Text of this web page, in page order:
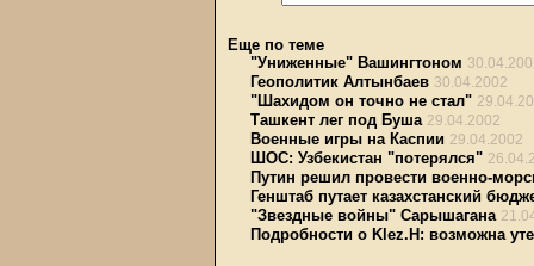
Еще по теме
"Униженные" Вашингтоном
Геополитик Алтынбаев 30.04.2002
"Шахидом он точно не стал"
Ташкент лег под Буша 29.04.2002
Военные игры на Каспии 29.04.2002
ШОС: Узбекистан "потерялся"
Путин решил провести военно-
Генштаб путает казахстанский
"Звездные войны" Сарышагана
Подробности о Klez.H: возможна